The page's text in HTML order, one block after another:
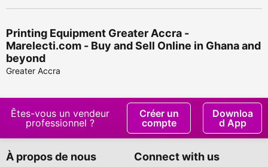
Printing Equipment Greater Accra -
Marelecti.com - Buy and Sell Online in Ghana and
beyond
Greater Accra
Êtes-vous un vendeur
professionnel ?
Créer un
compte
Downloa
d App
À propos de nous Connect with us